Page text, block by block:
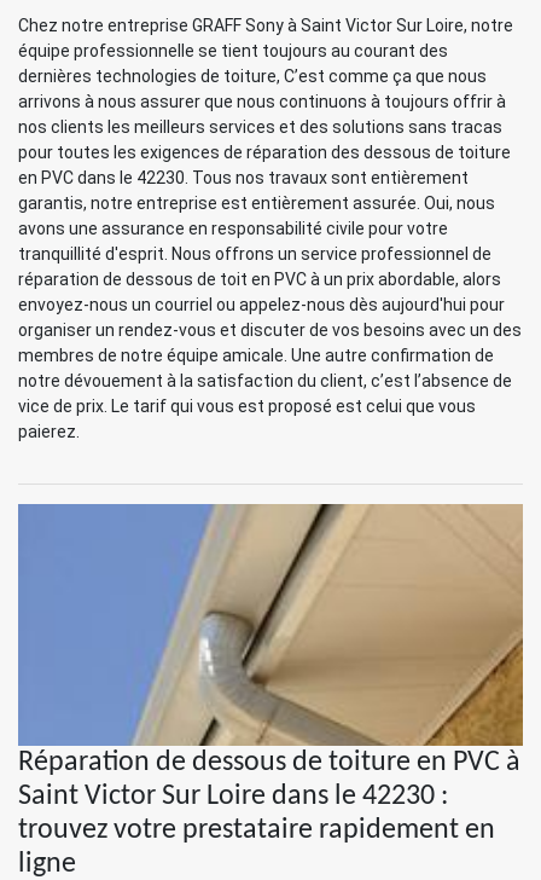
Chez notre entreprise GRAFF Sony à Saint Victor Sur Loire, notre
équipe professionnelle se tient toujours au courant des
dernières technologies de toiture, C’est comme ça que nous
arrivons à nous assurer que nous continuons à toujours offrir à
nos clients les meilleurs services et des solutions sans tracas
pour toutes les exigences de réparation des dessous de toiture
en PVC dans le 42230. Tous nos travaux sont entièrement
garantis, notre entreprise est entièrement assurée. Oui, nous
avons une assurance en responsabilité civile pour votre
tranquillité d'esprit. Nous offrons un service professionnel de
réparation de dessous de toit en PVC à un prix abordable, alors
envoyez-nous un courriel ou appelez-nous dès aujourd'hui pour
organiser un rendez-vous et discuter de vos besoins avec un des
membres de notre équipe amicale. Une autre confirmation de
notre dévouement à la satisfaction du client, c’est l’absence de
vice de prix. Le tarif qui vous est proposé est celui que vous
paierez.
Réparation de dessous de toiture en PVC à
Saint Victor Sur Loire dans le 42230 :
trouvez votre prestataire rapidement en
ligne